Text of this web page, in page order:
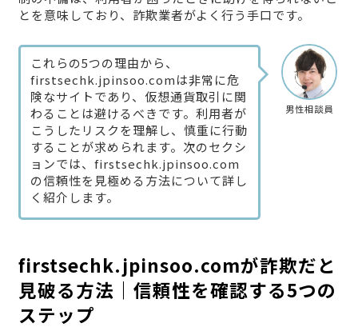
とを意味しており、詐欺業者がよく行う手口です。
男性相談員
これらの5つの理由から、
firstsechk.jpinsoo.comは非常に危
険なサイトであり、仮想通貨取引に関
わることは避けるべきです。利用者が
こうしたリスクを理解し、慎重に行動
することが求められます。次のセクシ
ョンでは、firstsechk.jpinsoo.com
の信頼性を見極める方法について詳し
く紹介します。
firstsechk.jpinsoo.comが詐欺だと
見破る方法｜信頼性を確認する5つの
ステップ